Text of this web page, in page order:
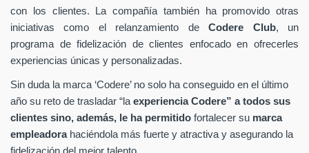
con los clientes. La compañía también ha promovido otras
iniciativas como el relanzamiento deCodere Club, un
programa de fidelización de clientes enfocado en ofrecerles
experiencias únicas y personalizadas.
Sin duda la marca ‘Codere’ no solo ha conseguido en el último
año su reto de trasladar “la experiencia Codere” a todos sus
clientes sino, además, le ha permitido fortalecer su marca
empleadorahaciéndola más fuerte y atractiva y asegurando la